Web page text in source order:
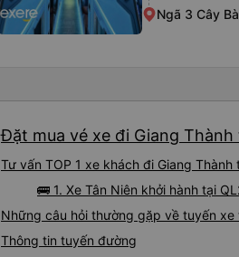
Ngã 3 Cây
Đặt mua vé xe đi Giang
Tư vấn TOP 1 xe khách đi Giang
🚌 1. Xe Tân Niên khởi hành tại
Những câu hỏi thường gặp về tuyến
Thông tin tuyến đường